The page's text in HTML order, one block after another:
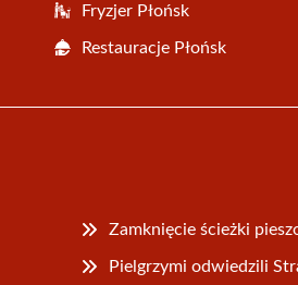
Fryzjer Płońsk
Restauracje Płońsk
Zamknięcie ścieżki
Pielgrzymi odwiedzili